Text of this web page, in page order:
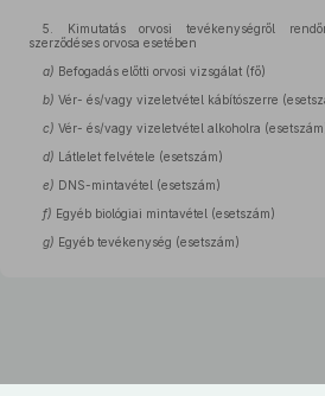
5. Kimutatás orvosi tevékenységről
szerződéses orvosa esetében
a) Befogadás előtti orvosi vizsgálat (fő)
b) Vér- és/vagy vizeletvétel kábítószerre
c) Vér- és/vagy vizeletvétel alkoholra
d) Látlelet felvétele (esetszám)
e) DNS-mintavétel (esetszám)
f) Egyéb biológiai mintavétel (esetszám)
g) Egyéb tevékenység (esetszám)